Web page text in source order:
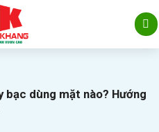
bạc dùng mặt nào? Hướng